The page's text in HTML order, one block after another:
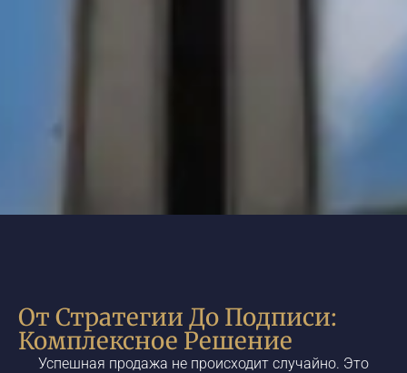
От Стратегии До Подписи:
Комплексное Решение
Успешная продажа не происходит случайно. Это